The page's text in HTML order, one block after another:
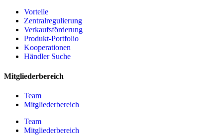
Vorteile
Zentralregulierung
Verkaufsförderung
Produkt-Portfolio
Kooperationen
Händler Suche
Mitgliederbereich
Team
Mitgliederbereich
Team
Mitgliederbereich